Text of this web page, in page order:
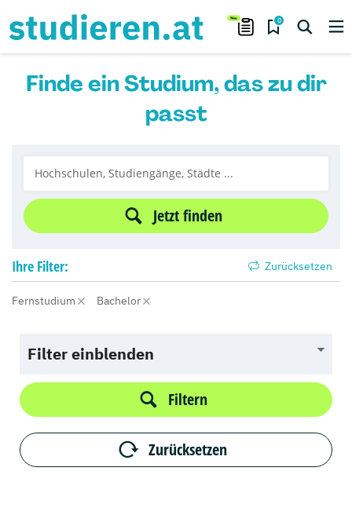
0
Finde ein Studium, das zu dir
passt
Jetzt finden
Ihre Filter: Zurücksetzen
Fernstudium Bachelor
Filter einblenden
Filtern
Zurücksetzen